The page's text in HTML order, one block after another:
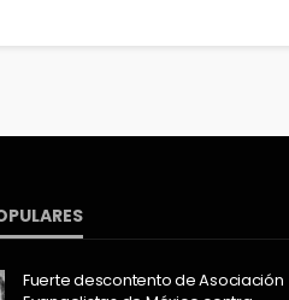
Fuerte descontento de Asociación